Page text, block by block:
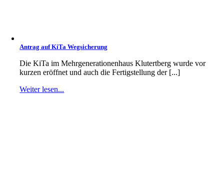
Antrag auf KiTa Wegsicherung
Die KiTa im Mehrgenerationenhaus Klutertberg wurde vor
kurzen eröffnet und auch die Fertigstellung der [...]
Weiter lesen...